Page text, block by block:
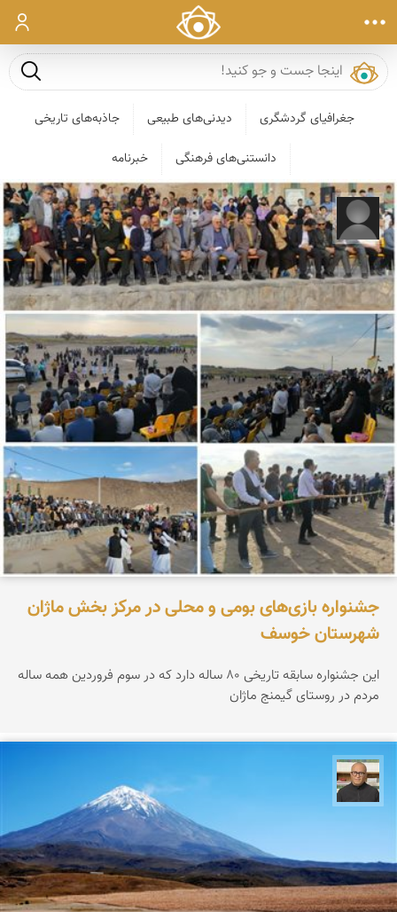
ورود
جست و
جغرافیای گردشگری دیدنی‌های طبیعی جاذبه‌های تاریخی
دانستنی‌های فرهنگی خبرنامه
رضا قربانی
جشنواره بازی‌های بومی و محلی در مرکز بخش ماژان
شهرستان خوسف
این جشنواره سابقه تاریخی ۸۰ ساله دارد که در سوم فروردین همه ساله
مردم در روستای گیمنج ماژان